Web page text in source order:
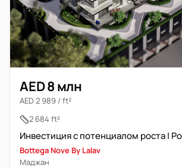
AED 8 млн
AED 2 989 / ft²
2 684 ft²
Bottega Nove By Lalav
Маджан